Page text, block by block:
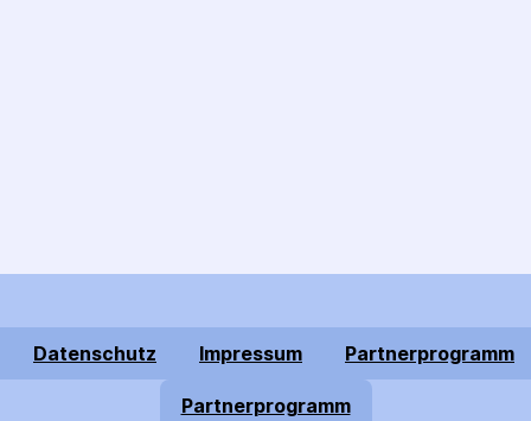
Datenschutz Impressum Partnerprogramm
Partnerprogramm